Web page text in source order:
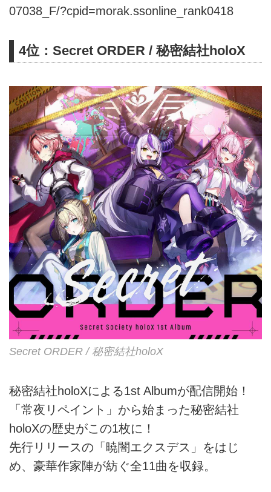
07038_F/?cpid=morak.ssonline_rank0418
4位：Secret ORDER / 秘密結社holoX
Secret ORDER / 秘密結社holoX
秘密結社holoXによる1st Albumが配信開始！
「常夜リペイント」から始まった秘密結社
holoXの歴史がこの1枚に！
先行リリースの「暁闇エクスデス」をはじ
め、豪華作家陣が紡ぐ全11曲を収録。